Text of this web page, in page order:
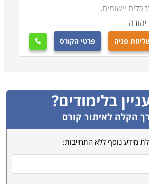
כלים יישומים.
פניה פרטי הקורס 
בלימודים?
הקלה לאיתור קורס
מידע נוסף ללא התחייבות: